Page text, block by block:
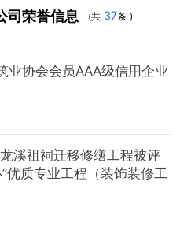
司荣誉信息 (共 37条 )
业协会会员AAA级信用企业
溪祖祠迁移修缮工程被评
优质专业工程（装饰装修工